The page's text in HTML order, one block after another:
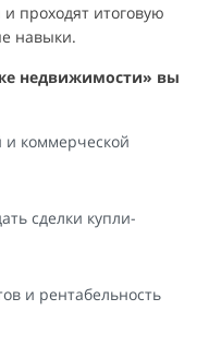
проходят итоговую
навыки.
недвижимости» вы
коммерческой
сделки купли-
и рентабельность